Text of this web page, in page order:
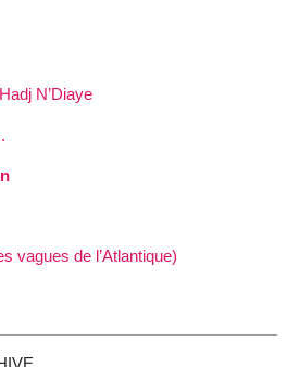
N’Diaye
vagues de l’Atlantique)